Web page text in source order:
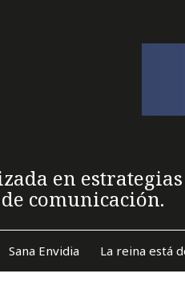
en
comunicación.
Sana Envidia La reina está